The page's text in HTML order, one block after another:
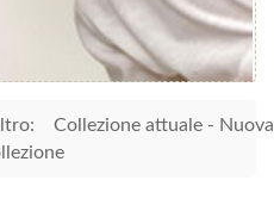
Collezione attuale- Nuova